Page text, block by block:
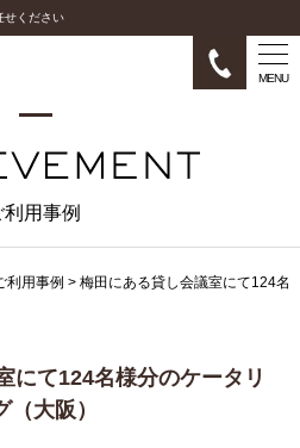
せください
MENU
利用事例
利用事例 > 梅田にある貸し会議室にて124名
にて124名様分のケータリ
（大阪）